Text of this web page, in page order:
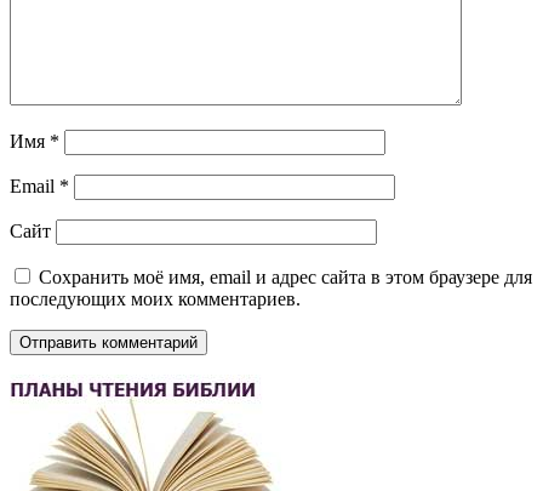
Имя *
Email *
Сайт
Сохранить моё имя, email и адрес сайта в этом браузере для
последующих моих комментариев.